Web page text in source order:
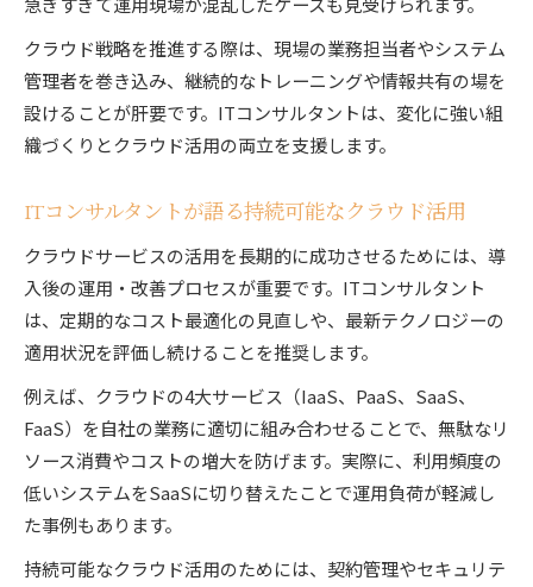
クラウド戦略を推進する際は、現場の業務担当者やシステム
管理者を巻き込み、継続的なトレーニングや情報共有の場を
設けることが肝要です。ITコンサルタントは、変化に強い組
織づくりとクラウド活用の両立を支援します。
ITコンサルタントが語る持続可能なクラウド活用
クラウドサービスの活用を長期的に成功させるためには、導
入後の運用・改善プロセスが重要です。ITコンサルタント
は、定期的なコスト最適化の見直しや、最新テクノロジーの
適用状況を評価し続けることを推奨します。
例えば、クラウドの4大サービス（IaaS、PaaS、SaaS、
FaaS）を自社の業務に適切に組み合わせることで、無駄なリ
ソース消費やコストの増大を防げます。実際に、利用頻度の
低いシステムをSaaSに切り替えたことで運用負荷が軽減し
た事例もあります。
持続可能なクラウド活用のためには、契約管理やセキュリテ